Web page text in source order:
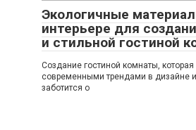
Экологичные
интерьере для
и стильной гостиной
Создание гостиной комнаты, которая
современными трендами в дизайне
заботится о